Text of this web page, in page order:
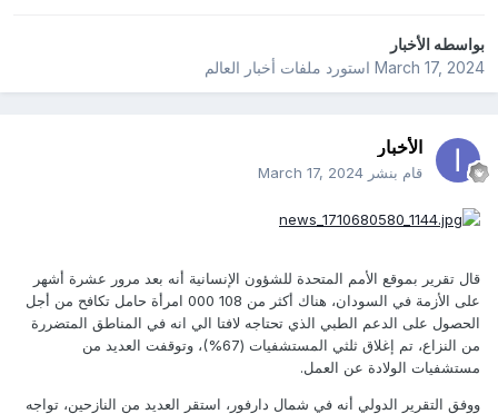
بواسطهالأخبار
March 17, 2024استورد ملفات أخبار العالم
الأخبار
قام بنشر March 17, 2024
قال تقرير بموقع الأمم المتحدة للشؤون الإنسانية أنه بعد مرور عشرة أشهر
على الأزمة في السودان، هناك أكثر من 108 000 امرأة حامل تكافح من أجل
الحصول على الدعم الطبي الذي تحتاجه لافتا الي انه في المناطق المتضررة
من النزاع، تم إغلاق ثلثي المستشفيات (67%)، وتوقفت العديد من
مستشفيات الولادة عن العمل.
ووفق التقرير الدولي أنه في شمال دارفور، استقر العديد من النازحين، تواجه